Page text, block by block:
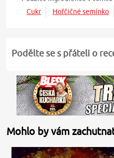
Cukr
Hořčičné semínko
Podělte se s přáteli o
Mohlo by vám